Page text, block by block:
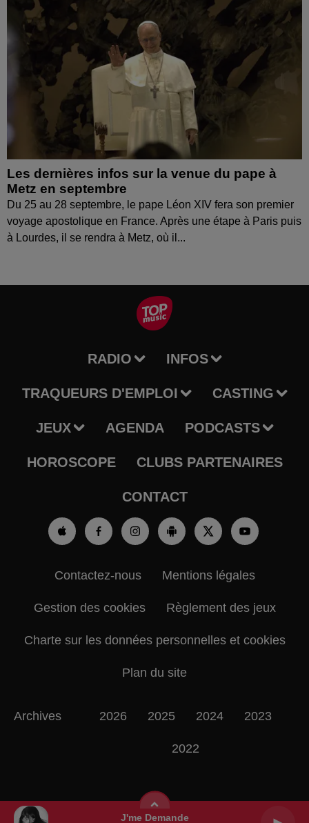
J'me Demande
Les dernières infos sur la venue du pape à
Metz en septembre
Du 25 au 28 septembre, le pape Léon XIV fera son premier
voyage apostolique en France. Après une étape à Paris puis
à Lourdes, il se rendra à Metz, où il...
RADIO INFOS
TRAQUEURS D'EMPLOI CASTING
JEUX AGENDA PODCASTS
HOROSCOPE CLUBS PARTENAIRES
CONTACT
Contactez-nous Mentions légales
Gestion des cookies Règlement des jeux
Charte sur les données personnelles et cookies
Plan du site
Archives 2026 2025 2024 2023
2022